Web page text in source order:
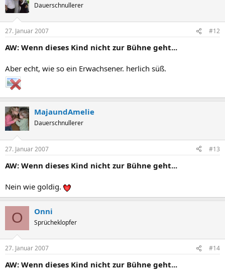
Dauerschnullerer
27. Januar 2007 #12
AW: Wenn dieses Kind nicht zur Bühne geht...
Aber echt, wie so ein Erwachsener. herlich süß.
MajaundAmelie
Dauerschnullerer
27. Januar 2007 #13
AW: Wenn dieses Kind nicht zur Bühne geht...
Nein wie goldig.
O Onni
Sprücheklopfer
27. Januar 2007 #14
AW: Wenn dieses Kind nicht zur Bühne geht...